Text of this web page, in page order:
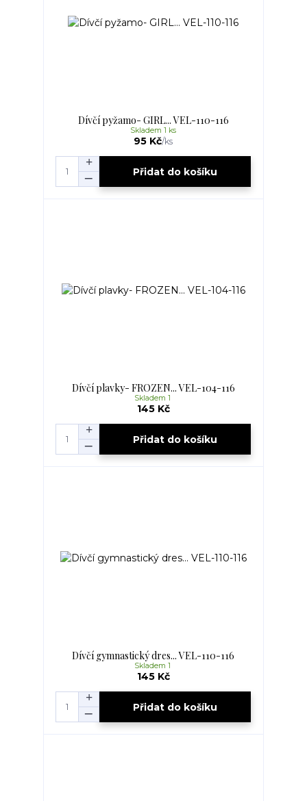
Dívčí pyžamo- GIRL... VEL-110-116
95 Kč/ks
Skladem 1 ks
Přidat do košíku
Dívčí plavky- FROZEN... VEL-104-116
145 Kč
Skladem 1
Přidat do košíku
Dívčí gymnastický dres... VEL-110-116
145 Kč
Skladem 1
Přidat do košíku